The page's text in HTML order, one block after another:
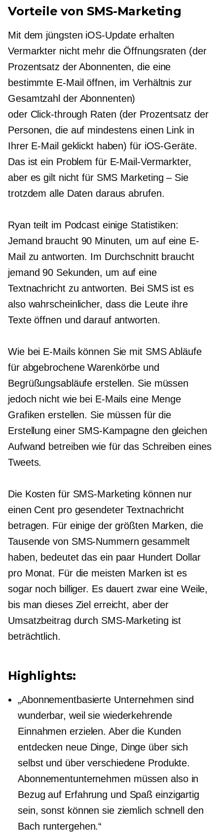
Vorteile von SMS-Marketing
Mit dem jüngsten iOS-Update erhalten
Vermarkter nicht mehr die Öffnungsraten (der
Prozentsatz der Abonnenten, die eine
bestimmte E-Mail öffnen, im Verhältnis zur
Gesamtzahl der Abonnenten)
oder Click-through Raten (der Prozentsatz der
Personen, die auf mindestens einen Link in
Ihrer E-Mail geklickt haben) für iOS-Geräte.
Das ist ein Problem für E-Mail-Vermarkter,
aber es gilt nicht für SMS Marketing – Sie
trotzdem alle Daten daraus abrufen.
Ryan teilt im Podcast einige Statistiken:
Jemand braucht 90 Minuten, um auf eine E-
Mail zu antworten. Im Durchschnitt braucht
jemand 90 Sekunden, um auf eine
Textnachricht zu antworten. Bei SMS ist es
also wahrscheinlicher, dass die Leute ihre
Texte öffnen und darauf antworten.
Wie bei E-Mails können Sie mit SMS Abläufe
für abgebrochene Warenkörbe und
Begrüßungsabläufe erstellen. Sie müssen
jedoch nicht wie bei E-Mails eine Menge
Grafiken erstellen. Sie müssen für die
Erstellung einer SMS-Kampagne den gleichen
Aufwand betreiben wie für das Schreiben eines
Tweets.
Die Kosten für SMS-Marketing können nur
einen Cent pro gesendeter Textnachricht
betragen. Für einige der größten Marken, die
Tausende von SMS-Nummern gesammelt
haben, bedeutet das ein paar Hundert Dollar
pro Monat. Für die meisten Marken ist es
sogar noch billiger. Es dauert zwar eine Weile,
bis man dieses Ziel erreicht, aber der
Umsatzbeitrag durch SMS-Marketing ist
beträchtlich.
Highlights:
„Abonnementbasierte Unternehmen sind
wunderbar, weil sie wiederkehrende
Einnahmen erzielen. Aber die Kunden
entdecken neue Dinge, Dinge über sich
selbst und über verschiedene Produkte.
Abonnementunternehmen müssen also in
Bezug auf Erfahrung und Spaß einzigartig
sein, sonst können sie ziemlich schnell den
Bach runtergehen.“